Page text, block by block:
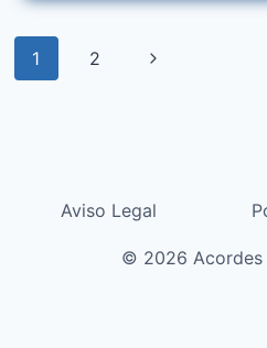
–
Navegación
de
1 2
Siguiente
Aviso Legal
© 2026 Acordes